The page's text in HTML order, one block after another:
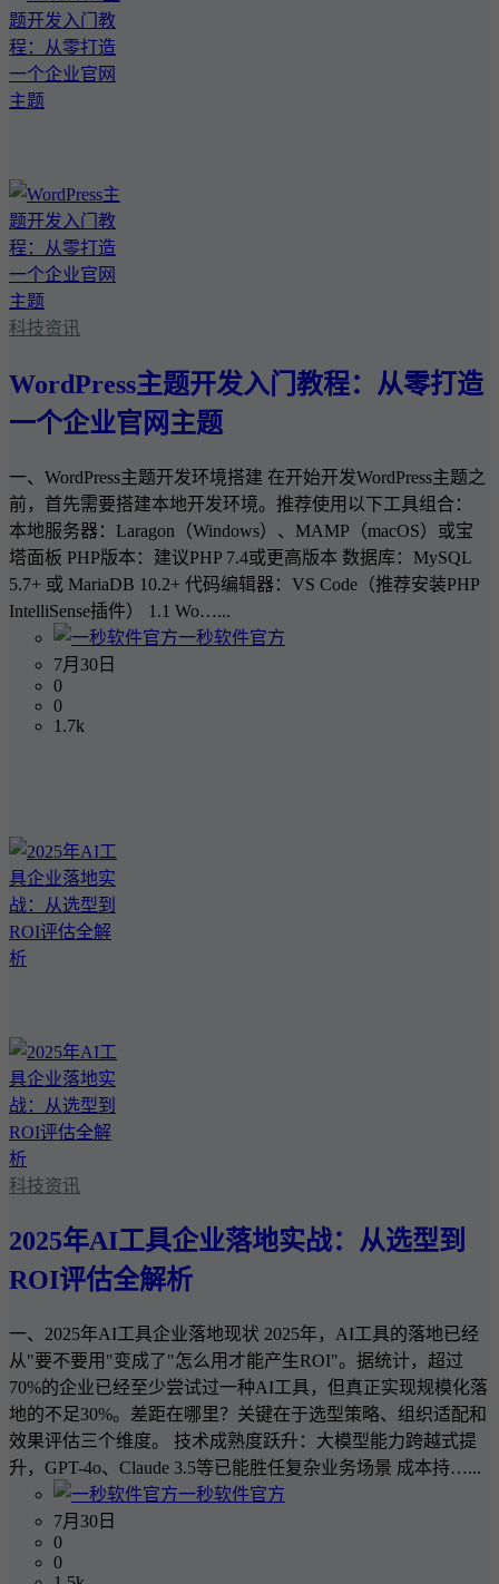
科技资讯
WordPress主题开发入门教程：从零打造
一个企业官网主题
一、WordPress主题开发环境搭建 在开始开发WordPress主题之
前，首先需要搭建本地开发环境。推荐使用以下工具组合：
本地服务器：Laragon（Windows）、MAMP（macOS）或宝
塔面板 PHP版本：建议PHP 7.4或更高版本 数据库：MySQL
5.7+ 或 MariaDB 10.2+ 代码编辑器：VS Code（推荐安装PHP
IntelliSense插件） 1.1 Wo…...
一秒软件官方
7月30日
0
0
1.7k
科技资讯
2025年AI工具企业落地实战：从选型到
ROI评估全解析
一、2025年AI工具企业落地现状 2025年，AI工具的落地已经
从"要不要用"变成了"怎么用才能产生ROI"。据统计，超过
70%的企业已经至少尝试过一种AI工具，但真正实现规模化落
地的不足30%。差距在哪里？关键在于选型策略、组织适配和
效果评估三个维度。 技术成熟度跃升：大模型能力跨越式提
升，GPT-4o、Claude 3.5等已能胜任复杂业务场景 成本持…...
一秒软件官方
7月30日
0
0